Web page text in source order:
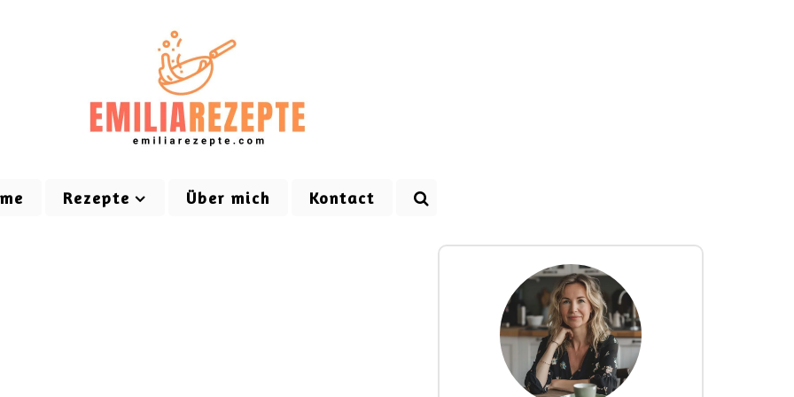
Rezepte Über mich Kontact